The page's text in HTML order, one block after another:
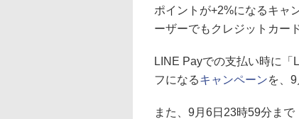
ポイントが+2%になるキャ
ーザーでもクレジットカー
LINE Payでの支払い時に
フになるキャンペーンを、
また、9月6日23時59分まで